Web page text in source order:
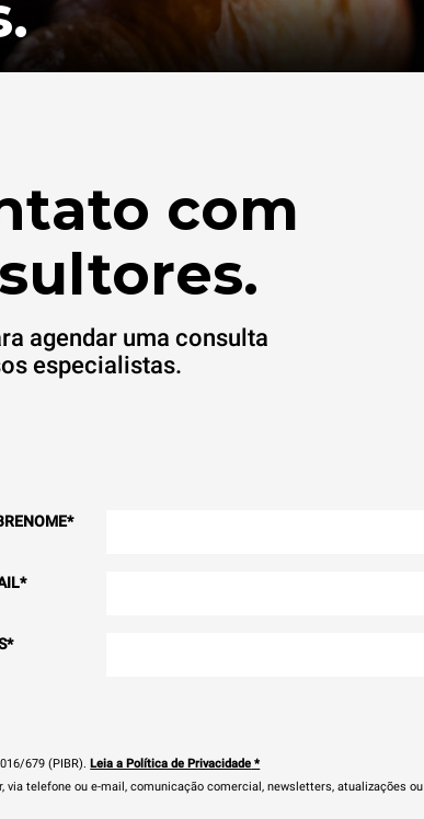
com
agendar uma consulta
especialistas.
*
*
*
679 (PIBR). Leia a Política de Privacidade *
telefone ou e-mail, comunicação comercial, newsletters, atualizações ou